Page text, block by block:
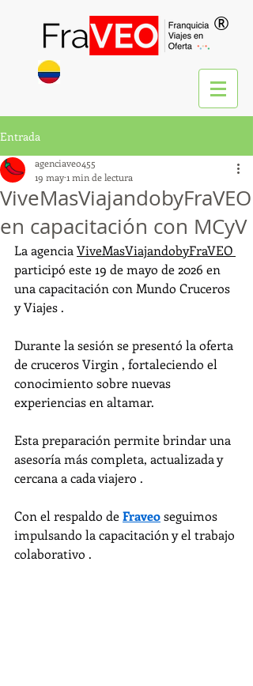
®
Entrada
ViveMasViajandobyFraVEO
en capacitación con MCyV
agenciaveo455
19 may1 min de lectura
La agencia ViveMasViajandobyFraVEO
participó este 19 de mayo de 2026 en
una capacitación con Mundo Cruceros
y Viajes .
Durante la sesión se presentó la oferta
de cruceros Virgin , fortaleciendo el
conocimiento sobre nuevas
experiencias en altamar.
Esta preparación permite brindar una
asesoría más completa, actualizada y
cercana a cada viajero .
Con el respaldo de Fraveo seguimos
impulsando la capacitación y el trabajo
colaborativo .